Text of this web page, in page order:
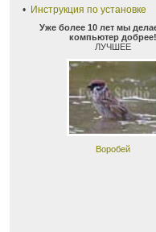
• Инструкция по установке
Уже более 10 лет мы
компьютер добрее!
ЛУЧШЕЕ
Воробей